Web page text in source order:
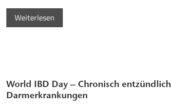
Weiterlesen
World IBD Day – Chronisch
Darmerkrankungen